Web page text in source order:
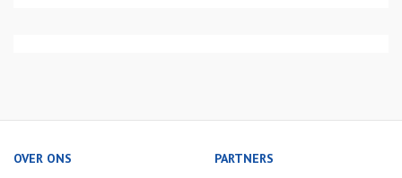
OVER ONS PARTNERS